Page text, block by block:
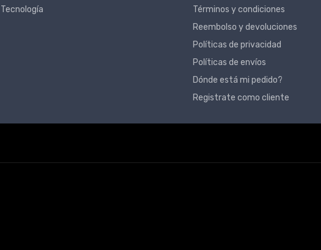
Tecnología
Términos y condiciones
Reembolso y devoluciones
Políticas de privacidad
Políticas de envíos
Dónde está mi pedido?
Registrate como cliente